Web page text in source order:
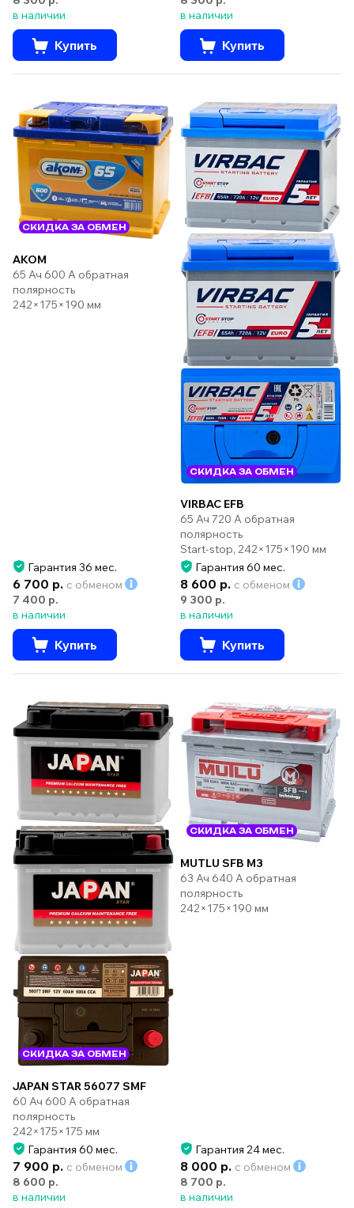
в наличии
Купить
в наличии
Купить
СКИДКА ЗА ОБМЕН
AKOM
65 Ач 600 А обратная
полярность
242×175×190 мм
Гарантия 36 мес.
6 700 р. с обменом
7 400 р.
в наличии
Купить
СКИДКА ЗА ОБМЕН
VIRBAC EFB
65 Ач 720 А обратная
полярность
Start-stop, 242×175×190 мм
Гарантия 60 мес.
8 600 р. с обменом
9 300 р.
в наличии
Купить
СКИДКА ЗА ОБМЕН
JAPAN STAR 56077 SMF
60 Ач 600 А обратная
полярность
242×175×175 мм
Гарантия 60 мес.
7 900 р. с обменом
8 600 р.
в наличии
СКИДКА ЗА ОБМЕН
MUTLU SFB M3
63 Ач 640 А обратная
полярность
242×175×190 мм
Гарантия 24 мес.
8 000 р. с обменом
8 700 р.
в наличии